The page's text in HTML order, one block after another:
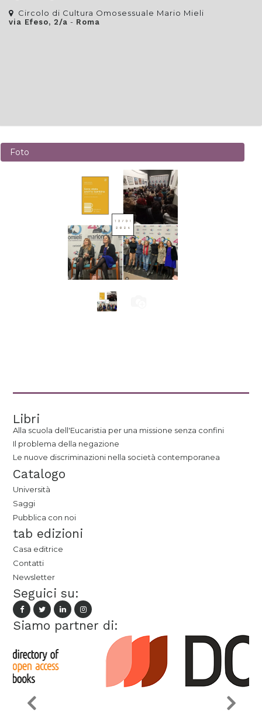
Circolo di Cultura Omosessuale Mario Mieli
via Efeso, 2/a - Roma
Foto
Libri
Alla scuola dell'Eucaristia per una missione senza confini
Il problema della negazione
Le nuove discriminazioni nella società contemporanea
Catalogo
Università
Saggi
Pubblica con noi
tab edizioni
Casa editrice
Contatti
Newsletter
Seguici su:
Siamo partner di: